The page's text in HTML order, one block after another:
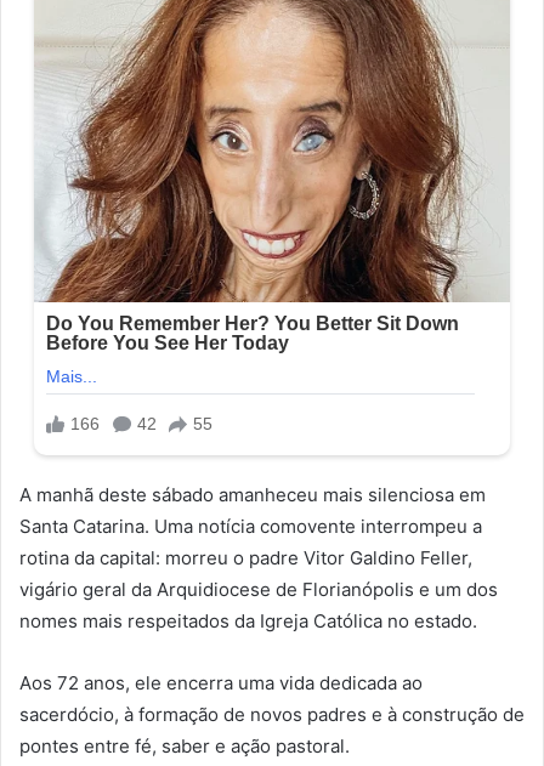
A manhã deste sábado amanheceu mais silenciosa em
Santa Catarina. Uma notícia comovente interrompeu a
rotina da capital: morreu o padre Vitor Galdino Feller,
vigário geral da Arquidiocese de Florianópolis e um dos
nomes mais respeitados da Igreja Católica no estado.
Aos 72 anos, ele encerra uma vida dedicada ao
sacerdócio, à formação de novos padres e à construção de
pontes entre fé, saber e ação pastoral.